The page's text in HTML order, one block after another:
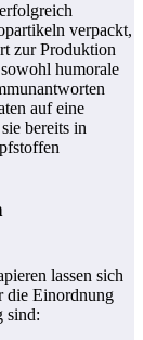
verpackt,
zur Produktion
humorale
auf eine
bereits in
lassen sich
die Einordnung
sind: